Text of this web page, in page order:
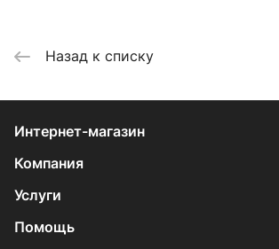
Назад к списку
Интернет-магазин
Компания
Услуги
Помощь